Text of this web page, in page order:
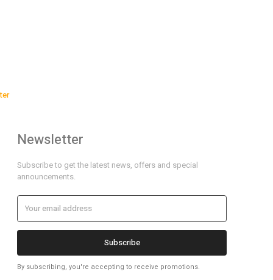
Newsletter
Subscribe to get the latest news, offers and special
announcements.
Subscribe
By subscribing, you're accepting to receive promotions.